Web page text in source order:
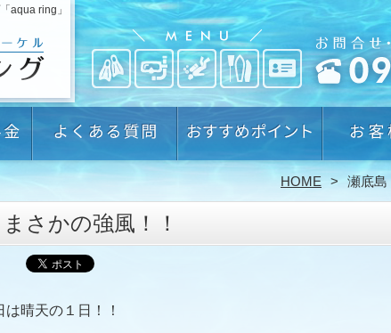
aqua ring」
HOME 瀬底島
まさかの強風！！
は晴天の１日！！